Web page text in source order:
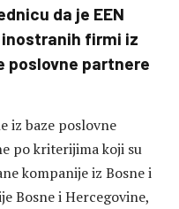
da je EEN
inostranih firmi iz
poslovne partnere
iz baze poslovne
po kriterijima koji su
kompanije iz Bosne i
Bosne i Hercegovine,